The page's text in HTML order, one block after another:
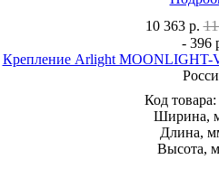
10 363 р.
- 396
Крепление Arlight MOONLIGHT-
Код товара:
Ширина,
Длина,
Высота,